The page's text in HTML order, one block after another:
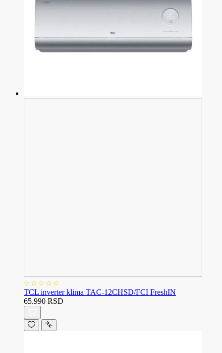
TCL inverter klima TAC-12CHSD/FCI FreshIN
65.990 RSD